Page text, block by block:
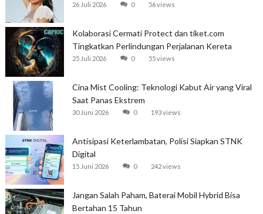
26 Juli 2026 0 56 views
Kolaborasi Cermati Protect dan tiket.com
Tingkatkan Perlindungan Perjalanan Kereta
25 Juli 2026 0 55 views
Cina Mist Cooling: Teknologi Kabut Air yang Viral
Saat Panas Ekstrem
30 Juni 2026 0 193 views
Antisipasi Keterlambatan, Polisi Siapkan STNK
Digital
15 Juni 2026 0 242 views
Jangan Salah Paham, Baterai Mobil Hybrid Bisa
Bertahan 15 Tahun